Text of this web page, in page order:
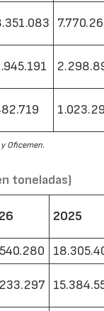
Oficemen.
toneladas)
2025